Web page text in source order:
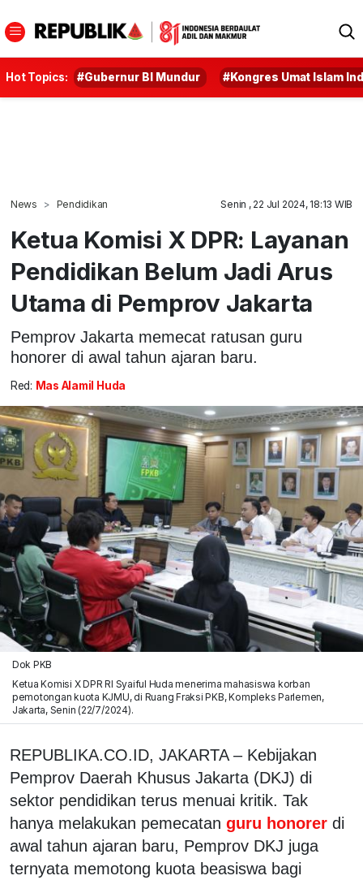
Hot Topics: #Gubernur BI Mundur #Kongres Umat Islam
News Pendidikan Senin , 22 Jul 2024, 18:13 WIB
Ketua Komisi X DPR: Layanan
Pendidikan Belum Jadi Arus
Utama di Pemprov Jakarta
Pemprov Jakarta memecat ratusan guru
honorer di awal tahun ajaran baru.
Red: Mas Alamil Huda
Dok PKB
Ketua Komisi X DPR RI Syaiful Huda menerima mahasiswa korban
pemotongan kuota KJMU, di Ruang Fraksi PKB, Kompleks Parlemen,
Jakarta, Senin (22/7/2024).
REPUBLIKA.CO.ID, JAKARTA – Kebijakan
Pemprov Daerah Khusus Jakarta (DKJ) di
sektor pendidikan terus menuai kritik. Tak
hanya melakukan pemecatan guru honorer di
awal tahun ajaran baru, Pemprov DKJ juga
ternyata memotong kuota beasiswa bagi